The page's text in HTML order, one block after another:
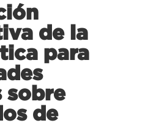
de la
para
sobre
de